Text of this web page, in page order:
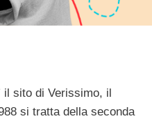
il sito di Verissimo, il
si tratta della seconda